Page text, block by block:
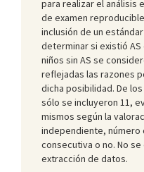
para realizar el análisis
de examen
inclusión de un
determinar si existió AS
niños sin AS se
reflejadas las razones
dicha posibilidad. De
sólo se incluyeron 11,
mismos según la
independiente, número
consecutiva o no. No
extracción de datos.